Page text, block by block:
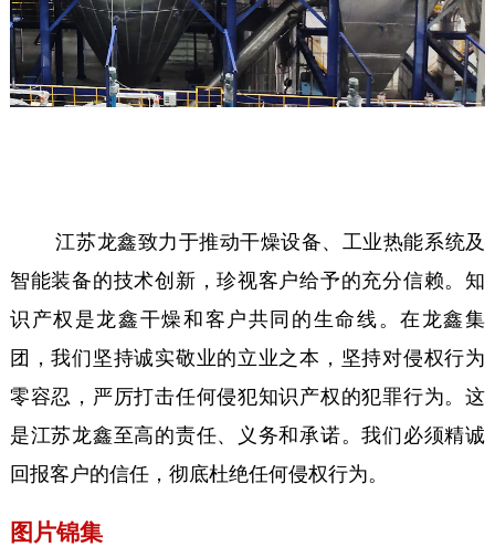
江苏龙鑫致力于推动干燥设备、工业热能系统及
智能装备的技术创新，珍视客户给予的充分信赖。知
识产权是龙鑫干燥和客户共同的生命线。在龙鑫集
团，我们坚持诚实敬业的立业之本，坚持对侵权行为
零容忍，严厉打击任何侵犯知识产权的犯罪行为。这
是江苏龙鑫至高的责任、义务和承诺。我们必须精诚
回报客户的信任，彻底杜绝任何侵权行为。
图片锦集